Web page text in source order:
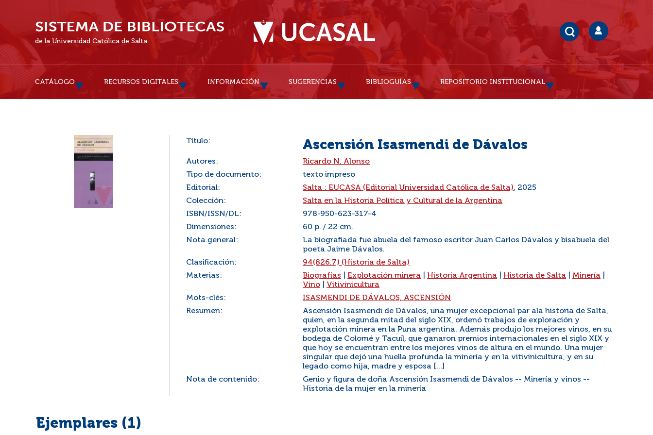
de la Universidad Católica de Salta
CATÁLOGO RECURSOS DIGITALES INFORMACIÓN SUGERENCIAS BIBLIOGUÍAS REPOSITORIO INSTITUCIONAL
Título: Ascensión Isasmendi de Dávalos
Autores:
Ricardo N. Alonso
Tipo de documento:
texto impreso
Editorial:
Salta : EUCASA (Editorial Universidad Católica de Salta), 2025
Colección:
Salta en la Historia Política y Cultural de la Argentina
ISBN/ISSN/DL:
978-950-623-317-4
Dimensiones:
60 p. / 22 cm.
Nota general:
La biografiada fue abuela del famoso escritor Juan Carlos Dávalos y bisabuela del
poeta Jaime Dávalos.
Clasificación:
94(826.7) (Historia de Salta)
Materias:
Biografías Explotación minera Historia Argentina Historia de Salta Minería
Vino
Vitivinicultura
Mots-clés:
ISASMENDI DE DÁVALOS, ASCENSIÓN
Resumen:
Ascensión Isasmendi de Dávalos, una mujer excepcional par ala historia de Salta,
quien, en la segunda mitad del siglo XIX, ordenó trabajos de exploración y
explotación minera en la Puna argentina. Además produjo los mejores vinos, en su
bodega de Colomé y Tacuil, que ganaron premios internacionales en el siglo XIX y
que hoy se encuentran entre los mejores vinos de altura en el mundo. Una mujer
singular que dejó una huella profunda la minería y en la vitivinicultura, y en su
legado como hija, madre y esposa [...]
Nota de contenido:
Genio y figura de doña Ascensión Isasmendi de Dávalos -- Minería y vinos --
Historia de la mujer en la minería
Ejemplares (1)